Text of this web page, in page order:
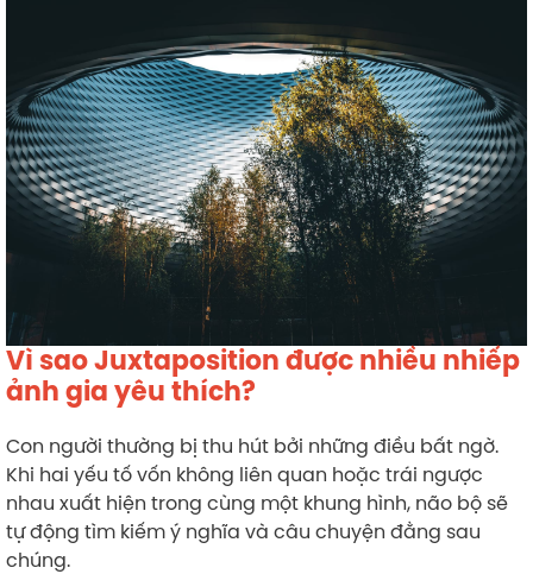
Vì sao Juxtaposition được nhiều nhiếp
ảnh gia yêu thích?
Con người thường bị thu hút bởi những điều bất ngờ.
Khi hai yếu tố vốn không liên quan hoặc trái ngược
nhau xuất hiện trong cùng một khung hình, não bộ sẽ
tự động tìm kiếm ý nghĩa và câu chuyện đằng sau
chúng.